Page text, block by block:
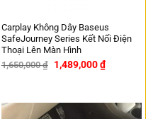
Carplay Không Dây Baseus
SafeJourney Series Kết Nối Điện
Thoại Lên Màn Hình
1,650,000₫ 1,489,000₫